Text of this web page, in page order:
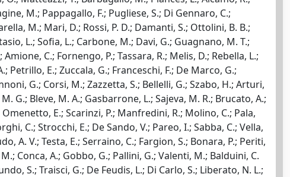
M.; Pappagallo, F.; Pugliese, S.; Di Gennaro, C.;
M.; Mari, D.; Rossi, P. D.; Damanti, S.; Ottolini, B. B.;
L.; Sofia, L.; Carbone, M.; Davi, G.; Guagnano, M. T.;
C.; Fornengo, P.; Tassara, R.; Melis, D.; Rebella, L.;
Petrillo, E.; Zuccala, G.; Franceschi, F.; De Marco, G.;
G.; Corsi, M.; Zazzetta, S.; Bellelli, G.; Szabo, H.; Arturi,
G.; Bleve, M. A.; Gasbarrone, L.; Sajeva, M. R.; Brucato, A.;
E.; Scarinzi, P.; Manfredini, R.; Molino, C.; Pala,
C.; Strocchi, E.; De Sando, V.; Pareo, I.; Sabba, C.; Vella,
A. V.; Testa, E.; Serraino, C.; Fargion, S.; Bonara, P.; Periti,
Conca, A.; Gobbo, G.; Pallini, G.; Valenti, M.; Balduini, C.
S.; Traisci, G.; De Feudis, L.; Di Carlo, S.; Liberato, N. L.;